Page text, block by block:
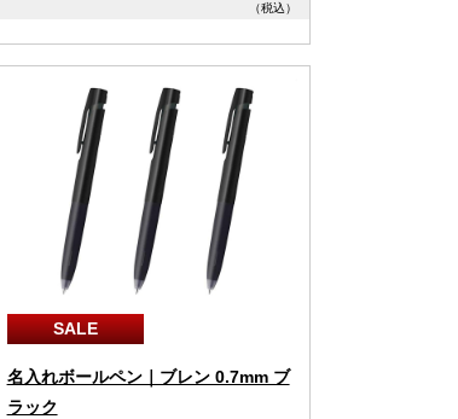
（税込）
SALE
名入れボールペン｜ブレン 0.7mm ブ
ラック